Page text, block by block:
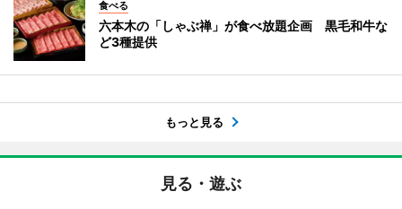
食べる
六本木の「しゃぶ禅」が食べ放題企画 黒毛和牛な
ど3種提供
もっと見る
見る・遊ぶ